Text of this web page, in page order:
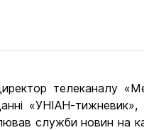
телеканалу
«УНІАН-
служби новин на